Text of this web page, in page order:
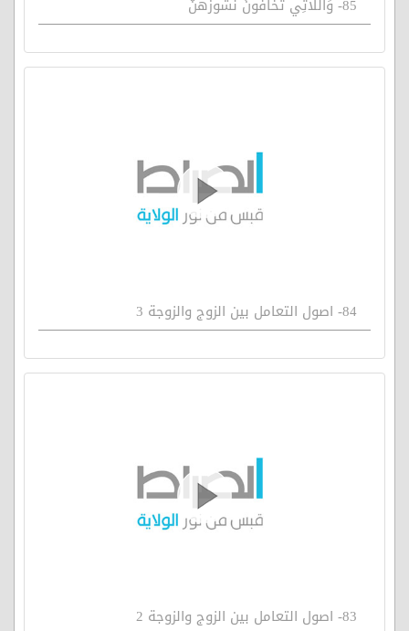
85- وَاللَّاتِي تَخَافُونَ نُشُوزَهُنَّ
84- اصول التعامل بين الزوج والزوجة 3
83- اصول التعامل بين الزوج والزوجة 2